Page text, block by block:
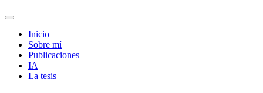
Alternar
campo
búsqueda
Inicio
Sobre mí­
Publicaciones
IA
La tesis